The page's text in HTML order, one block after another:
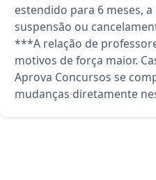
estendido para 6 meses,
suspensão ou
***A relação de
motivos de força maior.
Aprova Concursos se
mudanças diretamente